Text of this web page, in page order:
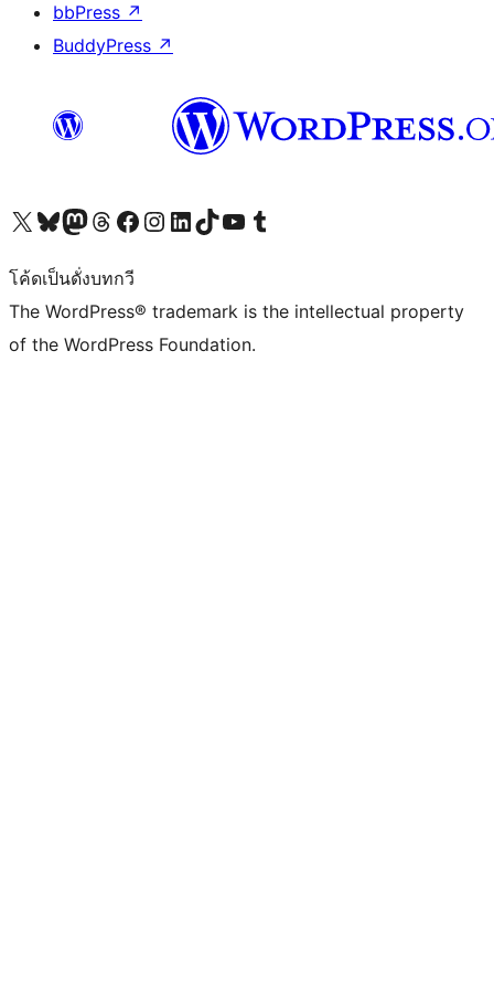
bbPress ↗
BuddyPress ↗
Visit our X (formerly Twitter) account
Visit our Bluesky account
Visit our Mastodon account
Visit our Threads account
Visit our Facebook page
Visit our Instagram account
Visit our LinkedIn account
Visit our TikTok account
Visit our YouTube channel
Visit our Tumblr account
โค้ดเป็นดั่งบทกวี
The WordPress® trademark is the intellectual property
of the WordPress Foundation.